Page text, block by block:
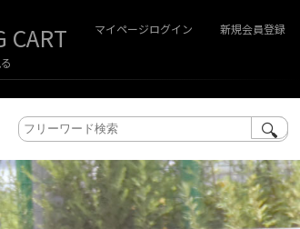
マイページログイン 新規会員登録